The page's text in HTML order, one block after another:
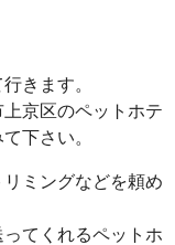
きます。
京区のペットホテ
下さい。
ミングなどを頼め
てくれるペットホ